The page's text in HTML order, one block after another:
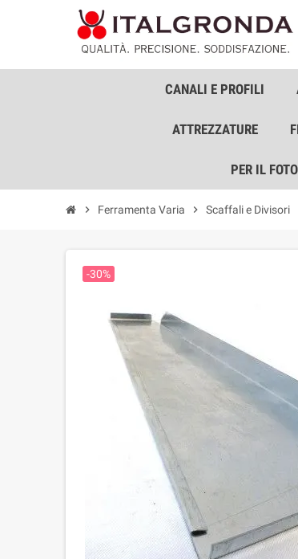
CANALI E PROFILI
ATTREZZATURE
PER IL
chevron_right Ferramenta Varia chevron_right Scaffali e Divisori
-30%